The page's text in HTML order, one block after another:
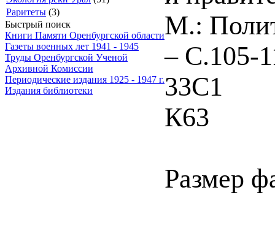
Раритеты (3)
Быстрый поиск
Книги Памяти Оренбургской области
Газеты военных лет 1941 - 1945
Труды Оренбургской Ученой
Архивной Комиссии
Периодические издания 1925 - 1947 г.
Издания библиотеки
М.:
– С.105-
33С1
К63
Размер